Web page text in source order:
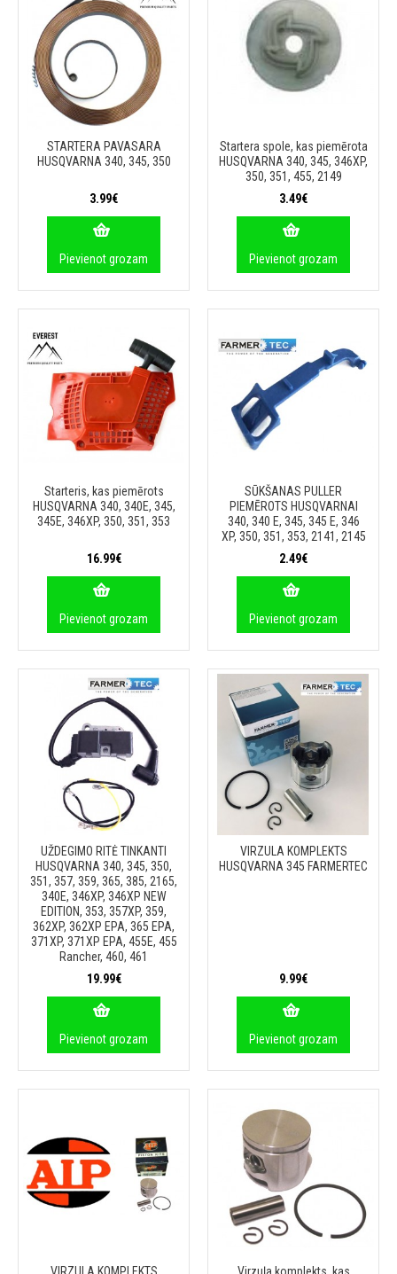
STARTERA PAVASARA
HUSQVARNA 340, 345, 350
3.99€
Pievienot grozam
Startera spole, kas piemērota
HUSQVARNA 340, 345, 346XP,
350, 351, 455, 2149
3.49€
Pievienot grozam
Starteris, kas piemērots
HUSQVARNA 340, 340E, 345,
345E, 346XP, 350, 351, 353
16.99€
Pievienot grozam
SŪKŠANAS PULLER
PIEMĒROTS HUSQVARNAI
340, 340 E, 345, 345 E, 346
XP, 350, 351, 353, 2141, 2145
2.49€
Pievienot grozam
UŽDEGIMO RITĖ TINKANTI
HUSQVARNA 340, 345, 350,
351, 357, 359, 365, 385, 2165,
340E, 346XP, 346XP NEW
EDITION, 353, 357XP, 359,
362XP, 362XP EPA, 365 EPA,
371XP, 371XP EPA, 455E, 455
Rancher, 460, 461
19.99€
Pievienot grozam
VIRZULA KOMPLEKTS
HUSQVARNA 345 FARMERTEC
9.99€
Pievienot grozam